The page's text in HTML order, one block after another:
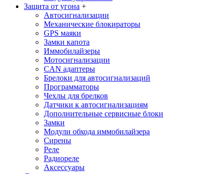
Защита от угона +
Автосигнализации
Механические блoкираторы
GPS маяки
Замки капота
Иммобилайзеры
Мотосигнализации
CAN адаптеры
Брелоки для автосигнализаций
Программаторы
Чехлы для брелков
Датчики к автосигнализациям
Дополнительные сервисные блоки
Замки
Модули обхода иммобилайзера
Сирены
Реле
Радиореле
Аксессуары